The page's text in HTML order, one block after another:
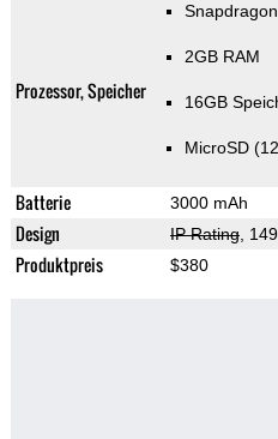
Prozessor, Speicher
2GB RAM
16GB
MicroSD
Batterie 3000 mAh
Design IP Rating,
Produktpreis $380